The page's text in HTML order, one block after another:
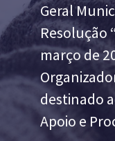
Geral
Resolução
março de
destinado
Apoio e